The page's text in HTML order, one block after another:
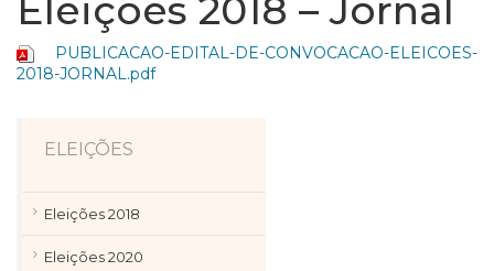
Eleições 2018 – Jornal
PUBLICACAO-EDITAL-DE-CONVOCACAO-ELEICOES-
2018-JORNAL.pdf
ELEIÇÕES
Eleições 2018
Eleições 2020